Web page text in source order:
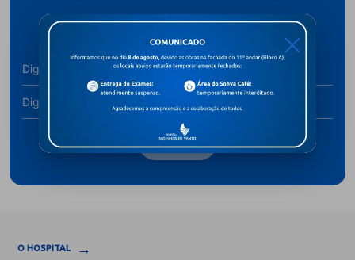
Cadastre-se para receber novidades
Assine
O HOSPITAL →
X